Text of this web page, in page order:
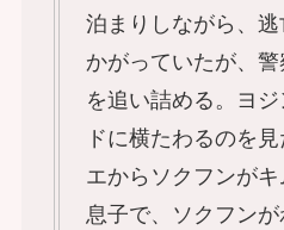
泊まりしながら、
かがっていたが、
を追い詰める。ヨ
ドに横たわるのを
エからソクフンが
息子で、ソクフン